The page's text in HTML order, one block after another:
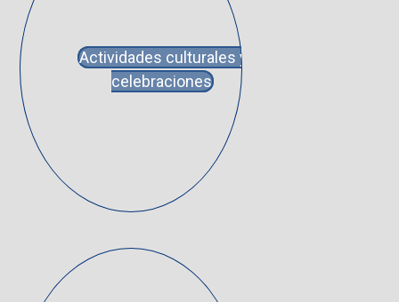
Actividades culturales y
celebraciones